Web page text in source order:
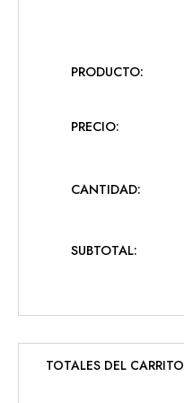
TOTALES DEL CARRITO